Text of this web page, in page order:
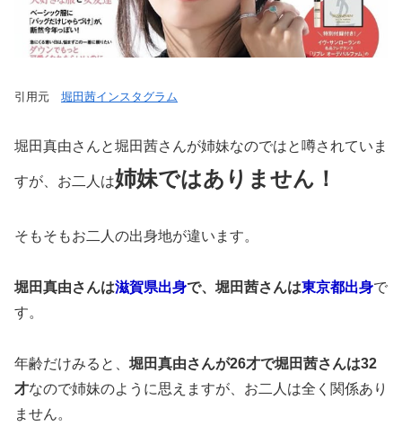
引用元 堀田茜インスタグラム
堀田真由さんと堀田茜さんが姉妹なのではと噂されていま
すが、お二人は姉妹ではありません！
そもそもお二人の出身地が違います。
堀田真由さんは滋賀県出身で、堀田茜さんは東京都出身で
す。
年齢だけみると、 堀田真由さんが26才で堀田茜さんは32
才なので姉妹のように思えますが、お二人は全く関係あり
ません。